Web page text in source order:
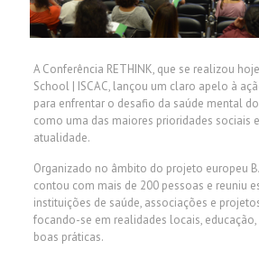
A Conferência RETHINK, que se realizou
School | ISCAC, lançou um claro apelo à
para enfrentar o desafio da saúde mental
como uma das maiores prioridades sociais
atualidade.
Organizado no âmbito do projeto europeu
contou com mais de 200 pessoas e reuniu
instituições de saúde, associações e
focando-se em realidades locais,
boas práticas.